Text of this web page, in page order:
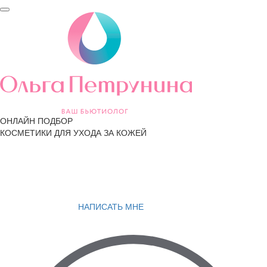
ОНЛАЙН ПОДБОР
КОСМЕТИКИ ДЛЯ УХОДА ЗА КОЖЕЙ
НАПИСАТЬ МНЕ